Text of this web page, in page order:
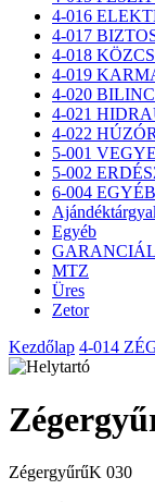
4-016
4-017
4-018
4-019
4-020
4-021
4-022
5-001
5-002
6-004 EGYÉB
Egyéb
MTZ
Üres
Zetor
Kezdőlap 4-014
ZégergyűrűK 030